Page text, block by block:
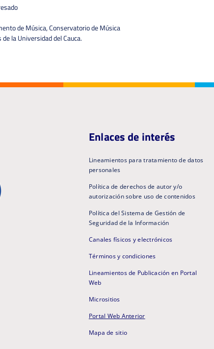
de Música, Conservatorio de Música
la Universidad del Cauca.
Enlaces de interés
Lineamientos para tratamiento de datos
personales
Política de derechos de autor y/o
autorización sobre uso de contenidos
Política del Sistema de Gestión de
Seguridad de la Información
Canales físicos y electrónicos
Términos y condiciones
Lineamientos de Publicación en Portal
Web
Micrositios
Portal Web Anterior
Mapa de sitio